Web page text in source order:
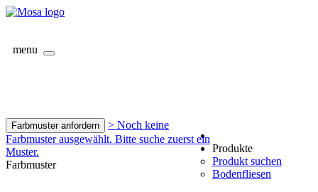
menu
Farbmuster anfordern
> Noch keine
Farbmuster ausgewählt. Bitte suche zuerst ein
Muster.
Farbmuster
Produkte
Produkt suchen
Bodenfliesen